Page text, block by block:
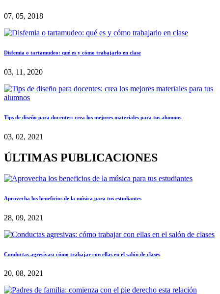
07, 05, 2018
Disfemia o tartamudeo: qué es y cómo trabajarlo en clase
03, 11, 2020
Tips de diseño para docentes: crea los mejores materiales para tus alumnos
03, 02, 2021
ÚLTIMAS PUBLICACIONES
Aprovecha los beneficios de la música para tus estudiantes
28, 09, 2021
Conductas agresivas: cómo trabajar con ellas en el salón de clases
20, 08, 2021